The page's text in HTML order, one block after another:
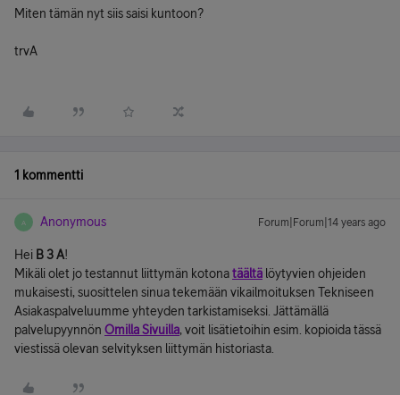
Miten tämän nyt siis saisi kuntoon?
trvA
1 kommentti
A Anonymous Forum|Forum|14 years ago
Hei B 3 A!
Mikäli olet jo testannut liittymän kotonatäältä löytyvien ohjeiden
mukaisesti, suosittelen sinua tekemään vikailmoituksen Tekniseen
Asiakaspalveluumme yhteyden tarkistamiseksi. Jättämällä
palvelupyynnön Omilla Sivuilla, voit lisätietoihin esim. kopioida tässä
viestissä olevan selvityksen liittymän historiasta.